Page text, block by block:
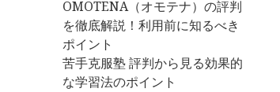
OMOTENA（オモテナ）の評判
を徹底解説！利用前に知るべき
ポイント
苦手克服塾 評判から見る効果的
な学習法のポイント